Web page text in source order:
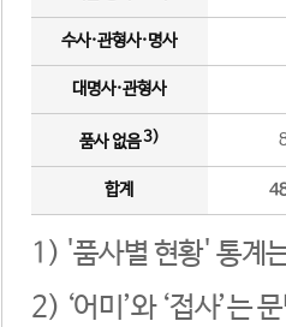
수사·관형사·명사
대명사·관형사
품사 없음3)
합계
1) '품사별 현황' 통계
2) ‘어미’와 ‘접사’는